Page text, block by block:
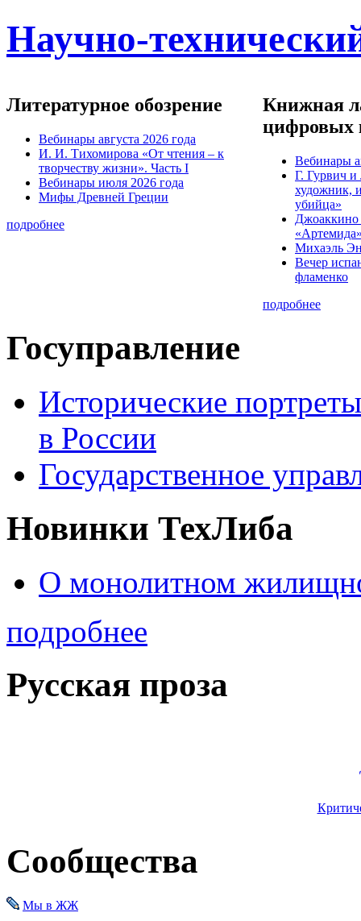
Научно-
Литературное обозрение
Вебинары августа 2026 года
И. И. Тихомирова «От чтения – к
творчеству жизни». Часть I
Вебинары июля 2026 года
Мифы Древней Греции
подробнее
Книжная
цифровых
Вебинары
Г. Гурвич
художник,
убийца»
Михаэль
Вечер
фламенко
подробнее
Госуправление
Исторические
в России
Государственное
Новинки ТехЛиба
О монолитном
подробнее
Русская проза
Сообщества
Мы в ЖЖ